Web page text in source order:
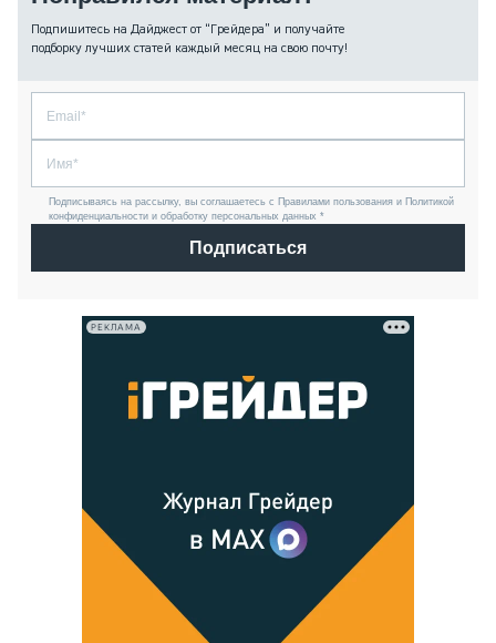
Подпишитесь на Дайджест от “Грейдера” и получайте
подборку лучших статей каждый месяц на свою почту!
Подписываясь на рассылку, вы соглашаетесь с Правилами пользования и Политикой
конфиденциальности и обработку персональных данных *
Подписаться
РЕКЛАМА